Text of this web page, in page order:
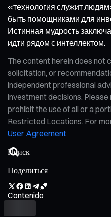
«технология служит
быть помощниками для
Истинная мудрость
идти рядом с интеллектом.
The content herein does not
solicitation, or
independent professional
investment decisions.
prohibit the use of all or a
Restricted Locations. For
User Agreement
Поделиться
Contenido